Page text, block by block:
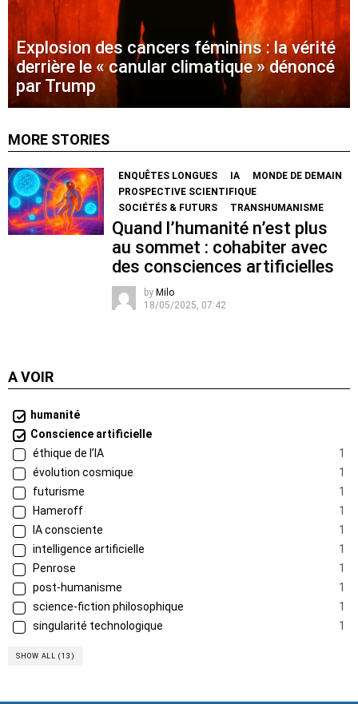
Explosion des cancers féminins : la vérité
derrière le « canular climatique » dénoncé
par Trump
MORE STORIES
ENQUÊTES LONGUES IA
MONDE DE DEMAIN
PROSPECTIVE SCIENTIFIQUE
SOCIÉTÉS & FUTURS
TRANSHUMANISME
Quand l’humanité n’est plus
au sommet : cohabiter avec
des consciences artificielles
by Milo
18/05/2025, 07:42
A VOIR
humanité
Conscience artificielle
éthique de l’IA
1
évolution cosmique
1
futurisme
1
Hameroff
1
IA consciente
1
intelligence artificielle
1
Penrose
1
post-humanisme
1
science-fiction philosophique
1
singularité technologique
1
SHOW ALL (13)